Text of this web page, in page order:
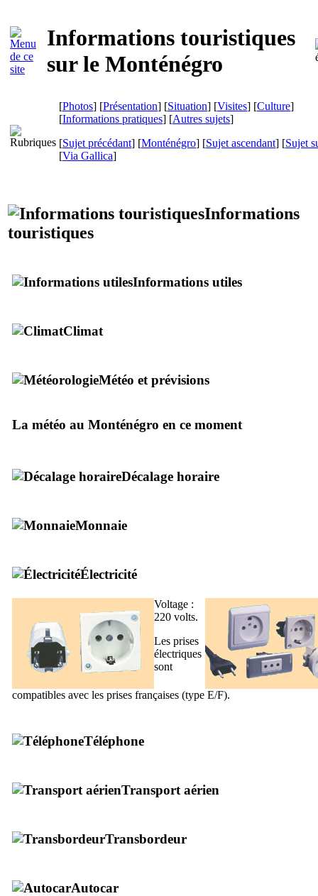
Informations touristiques
sur le Monténégro
[Photos] [Présentation] [Situation] [Visites] [Culture]
[Informations pratiques] [Autres sujets]
[Sujet précédant] [Monténégro] [Sujet ascendant] [Sujet
[Via Gallica]
Informations
touristiques
Informations utiles
Climat
Météo et prévisions
La météo au Monténégro en ce moment
Décalage horaire
Monnaie
Électricité
Voltage :
220 volts.
Les prises
électriques
sont
compatibles avec les prises françaises (type E/F).
Téléphone
Transport aérien
Transbordeur
Autocar